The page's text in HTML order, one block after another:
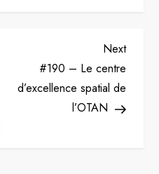
Next
Post
Next
#190 – Le centre
d’excellence spatial de
l’OTAN